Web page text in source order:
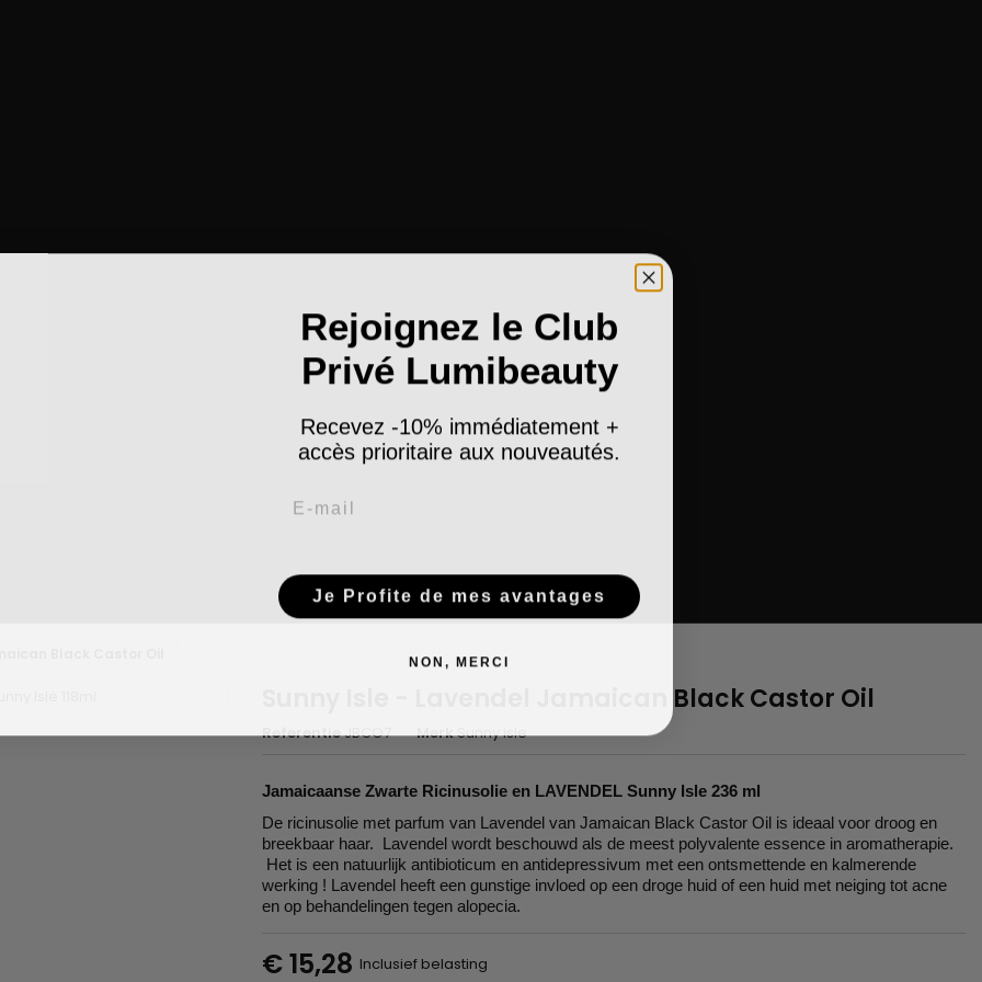
Sunny Isle - Lavendel Jamaican Black Castor Oil
ReferentieJBCO7 MerkSunny isle
Jamaicaanse Zwarte Ricinusolie en LAVENDEL Sunny Isle 236 ml
De ricinusolie met parfum van Lavendel van Jamaican Black Castor Oil is ideaal voor droog en
breekbaar haar. Lavendel wordt beschouwd als de meest polyvalente essence in aromatherapie.
Het is een natuurlijk antibioticum en antidepressivum met een ontsmettende en kalmerende
werking ! Lavendel heeft een gunstige invloed op een droge huid of een huid met neiging tot acne
en op behandelingen tegen alopecia.
€ 15,28 Inclusief belasting
Rejoignez le Club
Privé Lumibeauty
Recevez -10% immédiatement +
accès prioritaire aux nouveautés.
Je Profite de mes avantages
NON, MERCI